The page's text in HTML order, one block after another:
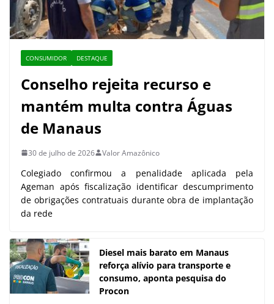
CONSUMIDOR DESTAQUE
Conselho rejeita recurso e
mantém multa contra Águas
de Manaus
30 de julho de 2026 Valor Amazônico
Colegiado confirmou a penalidade aplicada pela
Ageman após fiscalização identificar descumprimento
de obrigações contratuais durante obra de implantação
da rede
Diesel mais barato em Manaus
reforça alívio para transporte e
consumo, aponta pesquisa do
Procon